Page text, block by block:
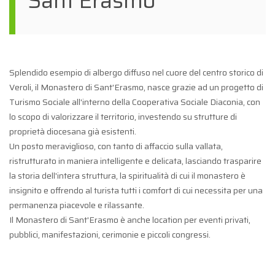
Splendido esempio di albergo diffuso nel cuore del centro storico di
Veroli, il Monastero di Sant'Erasmo, nasce grazie ad un progetto di
Turismo Sociale all'interno della Cooperativa Sociale Diaconia, con
lo scopo di valorizzare il territorio, investendo su strutture di
proprietà diocesana già esistenti.
Un posto meraviglioso, con tanto di affaccio sulla vallata,
ristrutturato in maniera intelligente e delicata, lasciando trasparire
la storia dell'intera struttura, la spiritualità di cui il monastero è
insignito e offrendo al turista tutti i comfort di cui necessita per una
permanenza piacevole e rilassante.
Il Monastero di Sant'Erasmo è anche location per eventi privati,
pubblici, manifestazioni, cerimonie e piccoli congressi.